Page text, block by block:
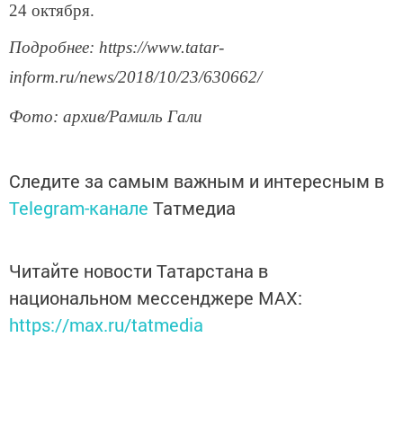
24 октября.
Подробнее: https://www.tatar-
inform.ru/news/2018/10/23/630662/
Фото: архив/Рамиль Гали
Следите за самым важным и интересным в
Telegram-канале Татмедиа
Читайте новости Татарстана в
национальном мессенджере MАХ:
https://max.ru/tatmedia